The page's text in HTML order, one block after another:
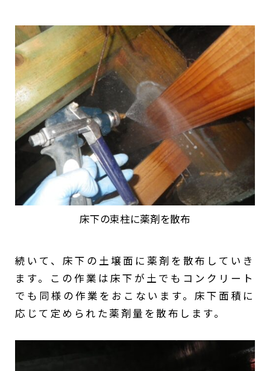
床下の束柱に薬剤を散布
続いて、床下の土壌面に薬剤を散布していき
ます。この作業は床下が土でもコンクリート
でも同様の作業をおこないます。床下面積に
応じて定められた薬剤量を散布します。